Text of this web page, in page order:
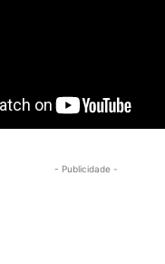
- Publicidade -